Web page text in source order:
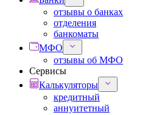
отзывы о банках
отделения
банкоматы
МФО
отзывы об МФО
Сервисы
Калькуляторы
кредитный
аннуитетный